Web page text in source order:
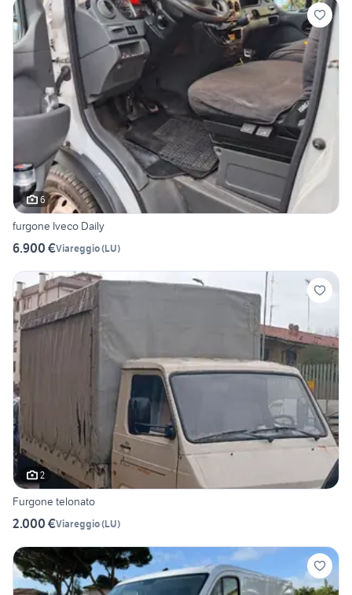
6
furgone Iveco Daily
6.900 €Viareggio(LU)
2
Furgone telonato
2.000 €Viareggio(LU)